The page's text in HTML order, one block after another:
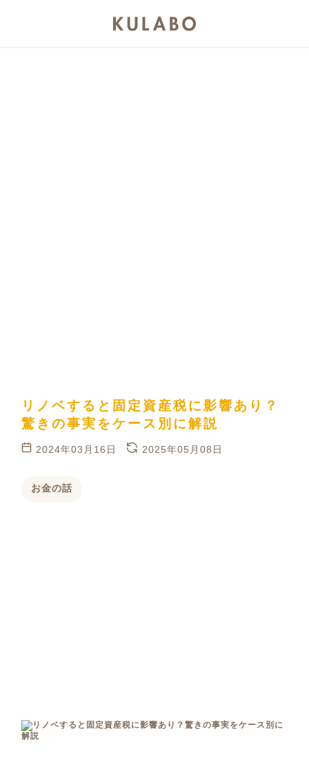
リノベすると固定資産税に影響あり？
驚きの事実をケース別に解説
2024年03月16日 2025年05月08日
お金の話